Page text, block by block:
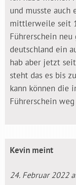
und musste auch
mittlerweile seit
Führerschein neu
deutschland ein
hab aber jetzt
steht das es bis
kann können die
Führerschein
Kevin meint
24. Februar 2022